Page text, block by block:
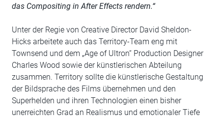
das Compositing in After Effects rendern.“
Unter der Regie von Creative Director David Sheldon-
Hicks arbeitete auch das Territory-Team eng mit
Townsend und dem „Age of Ultron“ Production Designer
Charles Wood sowie der künstlerischen Abteilung
zusammen. Territory sollte die künstlerische Gestaltung
der Bildsprache des Films übernehmen und den
Superhelden und ihren Technologien einen bisher
unerreichten Grad an Realismus und emotionaler Tiefe